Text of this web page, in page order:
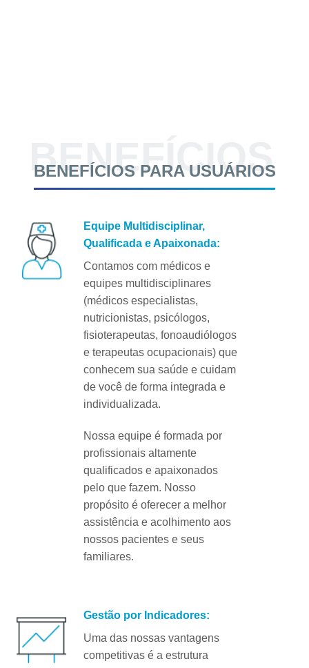
BENEFÍCIOS
BENEFÍCIOS PARA USUÁRIOS
Equipe Multidisciplinar,
Qualificada e Apaixonada:
Contamos com médicos e
equipes multidisciplinares
(médicos especialistas,
nutricionistas, psicólogos,
fisioterapeutas, fonoaudiólogos
e terapeutas ocupacionais) que
conhecem sua saúde e cuidam
de você de forma integrada e
individualizada.
Nossa equipe é formada por
profissionais altamente
qualificados e apaixonados
pelo que fazem. Nosso
propósito é oferecer a melhor
assistência e acolhimento aos
nossos pacientes e seus
familiares.
Gestão por Indicadores:
Uma das nossas vantagens
competitivas é a estrutura